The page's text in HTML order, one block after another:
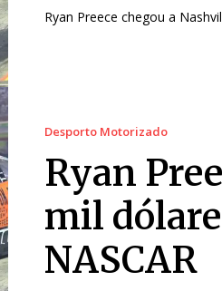
Ryan Preece chegou a
Desporto Motorizado
Ryan
mil
NASCAR